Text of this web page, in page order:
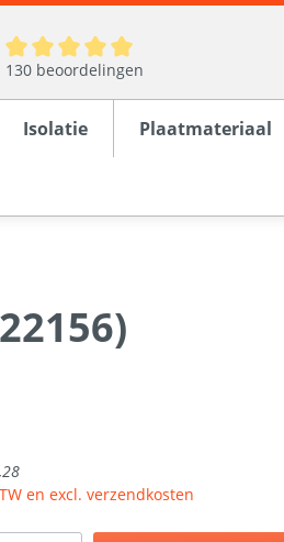
130 beoordelingen
Isolatie Plaatmateriaal
en excl. verzendkosten